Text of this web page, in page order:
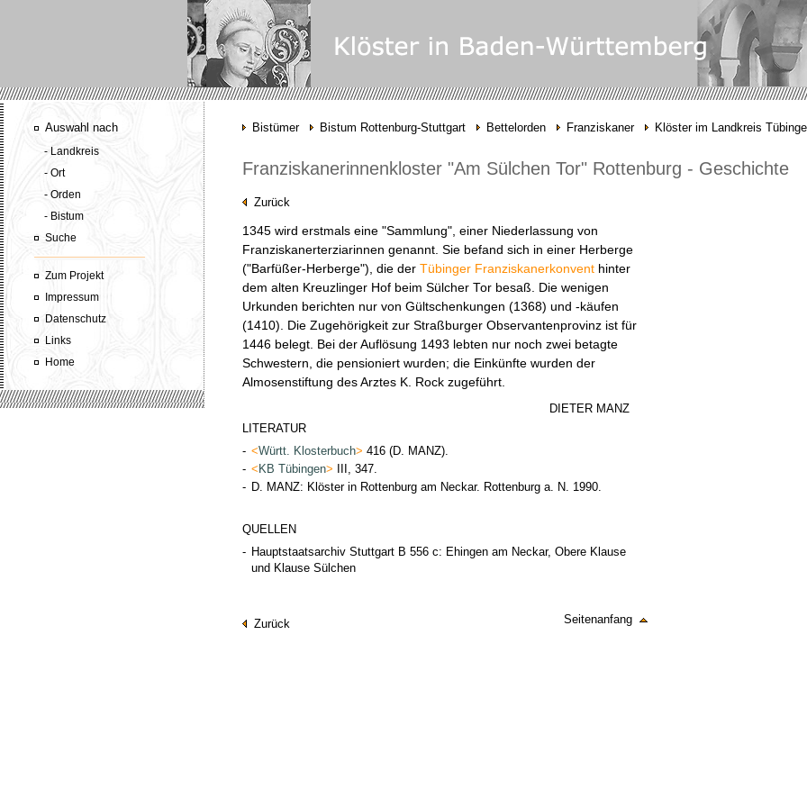
Auswahl nach
- Landkreis
- Ort
- Orden
- Bistum
Suche
Zum Projekt
Impressum
Datenschutz
Links
Home
Bistümer Bistum Rottenburg-Stuttgart Bettelorden Franziskaner Klöster im Landkreis
Franziskanerinnenkloster "Am Sülchen Tor" Rottenburg - Geschichte
Zurück
1345 wird erstmals eine "Sammlung", einer Niederlassung von
Franziskanerterziarinnen genannt. Sie befand sich in einer Herberge
("Barfüßer-Herberge"), die der Tübinger Franziskanerkonventhinter
dem alten Kreuzlinger Hof beim Sülcher Tor besaß. Die wenigen
Urkunden berichten nur von Gültschenkungen (1368) und -käufen
(1410). Die Zugehörigkeit zur Straßburger Observantenprovinz ist für
1446 belegt. Bei der Auflösung 1493 lebten nur noch zwei betagte
Schwestern, die pensioniert wurden; die Einkünfte wurden der
Almosenstiftung des Arztes K. Rock zugeführt.
DIETER MANZ
LITERATUR
- <Württ. Klosterbuch> 416 (D. MANZ).
- < KB Tübingen> III, 347.
- D. MANZ: Klöster in Rottenburg am Neckar. Rottenburg a. N. 1990.
QUELLEN
- Hauptstaatsarchiv Stuttgart B 556 c: Ehingen am Neckar, Obere Klause
und Klause Sülchen
Zurück Seitenanfang